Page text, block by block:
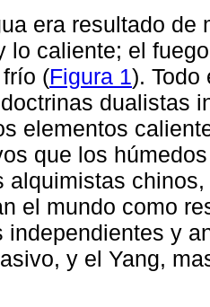
era resultado de
lo caliente; el
(Figura 1). Todo
dualistas
elementos
que los
alquimistas
el mundo como
independientes y
y el Yang,